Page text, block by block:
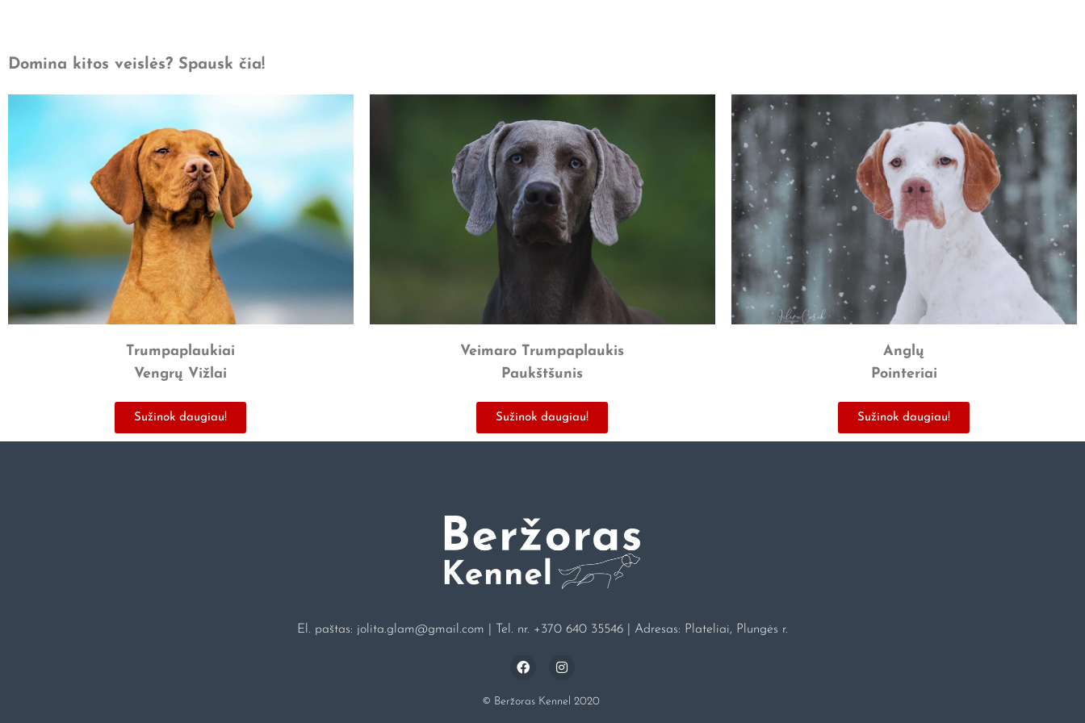
Domina kitos veislės? Spausk čia!
Trumpaplaukiai
Vengrų Vižlai
Sužinok daugiau!
Veimaro Trumpaplaukis
Paukštšunis
Sužinok daugiau!
Anglų
Pointeriai
Sužinok daugiau!
El. paštas: jolita.glam@gmail.com | Tel. nr. +370 640 35546 | Adresas: Plateliai, Plungės r.
© Beržoras Kennel 2020